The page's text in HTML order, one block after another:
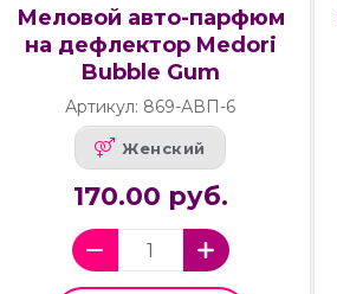
Меловой авто-парфюм
на дефлектор Medori
Bubble Gum
Артикул: 869-АВП-6
Женский
170.00 руб.